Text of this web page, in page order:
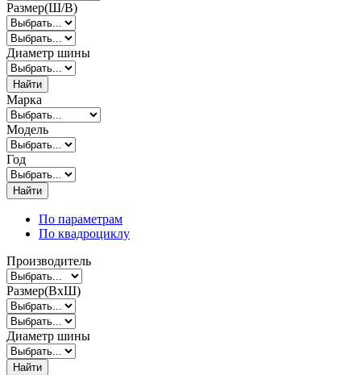
Размер(Ш/В)
Диаметр шины
Найти
Марка
Модель
Год
Найти
По параметрам
По квадроциклу
Производитель
Размер(ВxШ)
Диаметр шины
Найти